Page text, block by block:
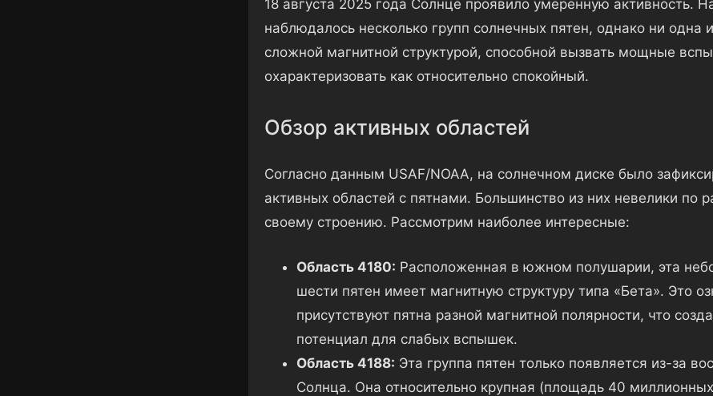
18 августа 2025 года Солнце проявило умеренную активность.
наблюдалось несколько групп солнечных пятен, однако ни одна
сложной магнитной структурой, способной вызвать мощные
охарактеризовать как относительно спокойный.
Обзор активных областей
Согласно данным USAF/NOAA, на солнечном диске было
активных областей с пятнами. Большинство из них невелики по
своему строению. Рассмотрим наиболее интересные:
Область 4180: Расположенная в южном полушарии, эта
шести пятен имеет магнитную структуру типа «Бета». Это
присутствуют пятна разной магнитной полярности, что
потенциал для слабых вспышек.
Область 4188: Эта группа пятен только появляется из-за
Солнца. Она относительно крупная (площадь 40